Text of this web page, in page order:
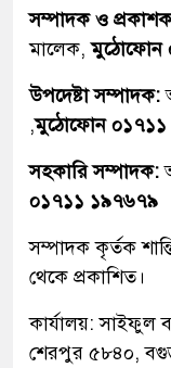
সম্পাদক ও
মালেক,মুঠোফোন
উপদেষ্টা সম্পাদক:
,মুঠোফোন
সহকারি সম্পাদক:
০১৭১১ ১৯৭৬৭৯
সম্পাদক কৃর্তক
থেকে প্রকাশিত।
কার্যালয়: সাইফুল
শেরপুর ৫৮৪০,